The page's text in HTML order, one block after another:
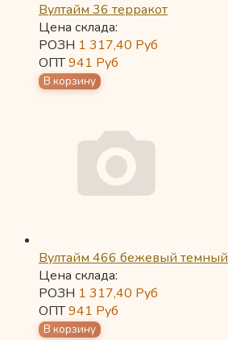
Вултайм 36 терракот
Цена склада:
РОЗН 1 317,40 Руб
ОПТ941 Руб
Вултайм 466 бежевый темный
Цена склада:
РОЗН 1 317,40 Руб
ОПТ941 Руб